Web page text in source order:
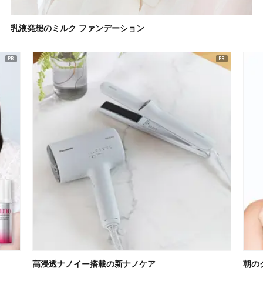
乳液発想のミルク ファンデーション
高浸透ナノイー搭載の新ナノケア 朝の